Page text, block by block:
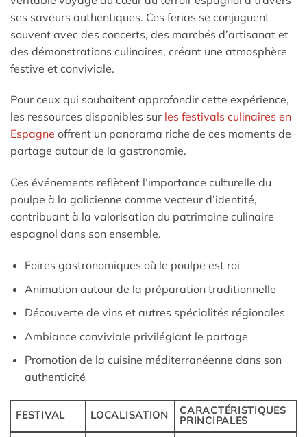
ses saveurs authentiques. Ces ferias se conjuguent
souvent avec des concerts, des marchés d’artisanat et
des démonstrations culinaires, créant une atmosphère
festive et conviviale.
Pour ceux qui souhaitent approfondir cette expérience,
les ressources disponibles sur les festivals culinaires en
Espagne offrent un panorama riche de ces moments de
partage autour de la gastronomie.
Ces événements reflètent l’importance culturelle du
poulpe à la galicienne comme vecteur d’identité,
contribuant à la valorisation du patrimoine culinaire
espagnol dans son ensemble.
Foires gastronomiques où le poulpe est roi
Animation autour de la préparation traditionnelle
Découverte de vins et autres spécialités régionales
Ambiance conviviale privilégiant le partage
Promotion de la cuisine méditerranéenne dans son
authenticité
FESTIVAL LOCALISATION
CARACTÉRISTIQUES
PRINCIPALES